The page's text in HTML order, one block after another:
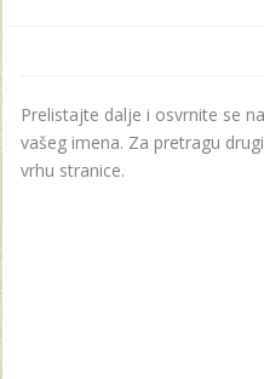
Prelistajte dalje i osvrnite se
vašeg imena. Za pretragu
vrhu stranice.